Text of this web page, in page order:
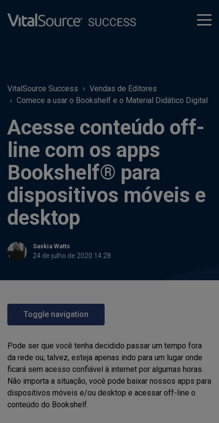
VitalSource Success
Vendas de Editores
Comece a usar o Bookshelf e o Material Didático Digital
Acesse conteúdo off-
line com os apps
Bookshelf® para
dispositivos móveis e
desktop
Saskia Watts
24 de julho de 2020 14:28
Toggle navigation
Pode ser que você tenha decidido passar um tempo fora
da rede ou, talvez, esteja apenas indo para um lugar onde
ficará sem acesso confiável à internet por algumas horas.
Não importa a situação, você pode baixar nossos apps para
dispositivos móveis e/ou desktop e acessar off-line o
conteúdo do Bookshelf.